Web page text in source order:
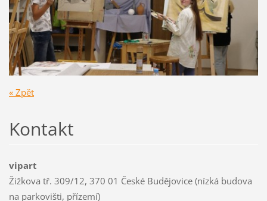
« Zpět
Kontakt
vipart
Žižkova tř. 309/12, 370 01 České Budějovice (nízká budova
na parkovišti, přízemí)